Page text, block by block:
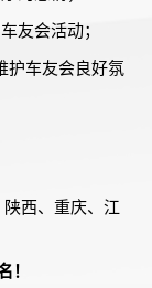
友会活动；
护车友会良好氛
西、重庆、江
！